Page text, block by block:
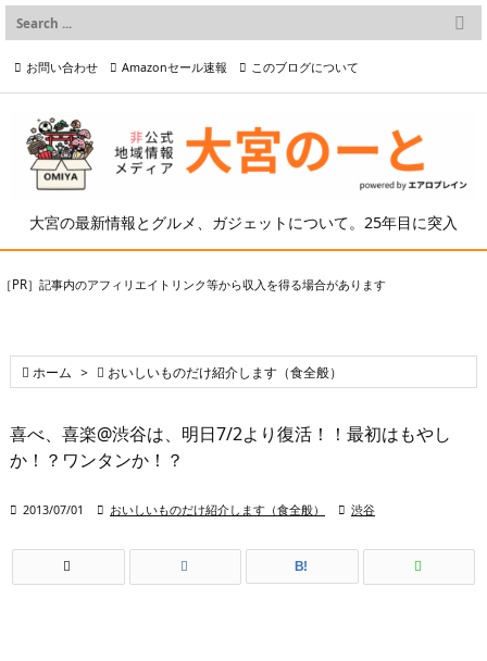
大宮の最新情報とグルメ、ガジェットについて。25年目に突入

メニュー

検索
お問い合わせ Amazonセール速報 このブログについて
プライバシーポリシー等
［PR］記事内のアフィリエイトリンク等から収入を得る場合があります
 ホーム >  おいしいものだけ紹介します（食全般）
喜べ、喜楽@渋谷は、明日7/2より復活！！最初はもやし
か！？ワンタンか！？
 2013/07/01  おいしいものだけ紹介します（食全般）  渋谷
B!